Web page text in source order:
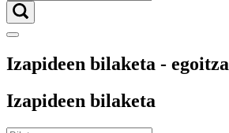
Izapideen bilaketa - egoitza
Izapideen bilaketa